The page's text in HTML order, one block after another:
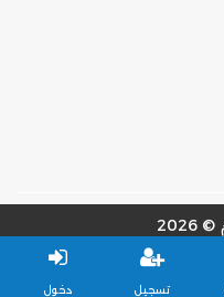
دخول تسجيل